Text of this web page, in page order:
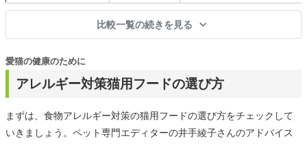
比較一覧の続きを見る
アレルギー対策猫用フードの選び方
愛猫の健康のために
まずは、食物アレルギー対策の猫用フードの選び方をチェックして
いきましょう。ペット専門エディターの井手綾子さんのアドバイス